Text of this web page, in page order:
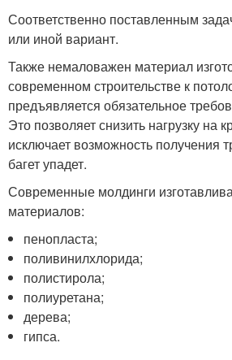
Соответственно поставленным
или иной вариант.
Также немаловажен материал
современном строительстве к
предъявляется обязательное
Это позволяет снизить нагрузку на
исключает возможность получения
багет упадет.
Современные молдинги
материалов:
пенопласта;
поливинилхлорида;
полистирола;
полиуретана;
дерева;
гипса.